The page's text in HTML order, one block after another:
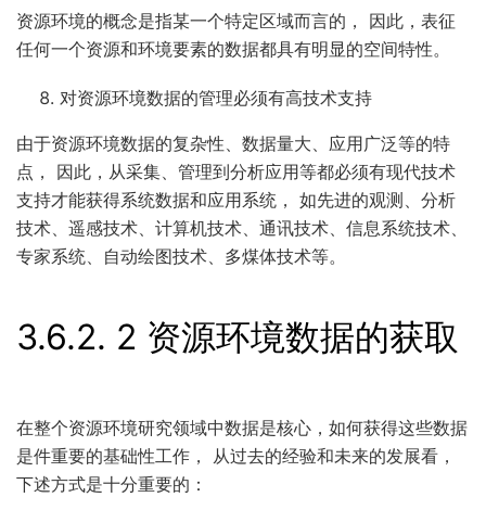
资源环境的概念是指某一个特定区域而言的， 因此，表征
任何一个资源和环境要素的数据都具有明显的空间特性。
对资源环境数据的管理必须有高技术支持
由于资源环境数据的复杂性、数据量大、应用广泛等的特
点， 因此，从采集、管理到分析应用等都必须有现代技术
支持才能获得系统数据和应用系统， 如先进的观测、分析
技术、遥感技术、计算机技术、通讯技术、信息系统技术、
专家系统、自动绘图技术、多煤体技术等。
3.6.2. 2 资源环境数据的获取
在整个资源环境研究领域中数据是核心，如何获得这些数据
是件重要的基础性工作， 从过去的经验和未来的发展看，
下述方式是十分重要的：